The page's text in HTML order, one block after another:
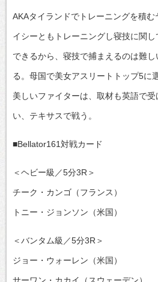
AKAタイランドでトレーニングを積
イシーともトレーニングし寝技に関
できるから、寝技で捕まえるのは難
る。母国で美女アスリートトップ5に
美しいファイターは、取材も英語で
い、テキサスで戦う。
■Bellator161対戦カード
＜ヘビー級／5分3R＞
チーク・カンゴ（フランス）
トニー・ジョンソン（米国）
＜バンタム級／5分3R＞
ジョー・ウォーレン（米国）